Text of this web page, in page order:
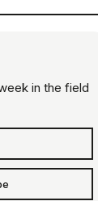
in the field